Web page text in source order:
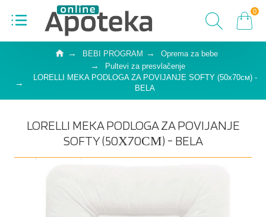
0
BEBI PROGRAM
Oprema za bebe
Pultevi za presvlačenje
LORELLI MEKA PODLOGA ZA POVIJANJE SOFTY (50х70см) -
BELA
LORELLI MEKA PODLOGA ZA POVIJANJE
SOFTY (50Х70СМ) - BELA